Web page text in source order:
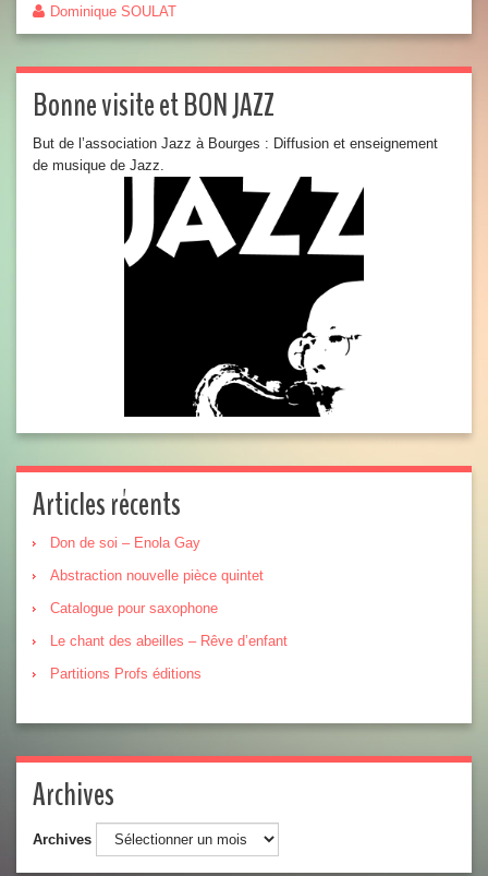
Dominique SOULAT
Bonne visite et BON JAZZ
But de l’association Jazz à Bourges : Diffusion et enseignement
de musique de Jazz.
Articles récents
Don de soi – Enola Gay
Abstraction nouvelle pièce quintet
Catalogue pour saxophone
Le chant des abeilles – Rêve d’enfant
Partitions Profs éditions
Archives
Archives